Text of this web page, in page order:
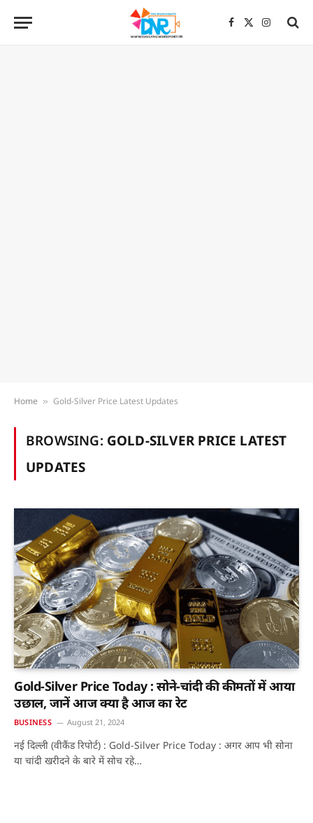
Facebook
X
Home » Gold-Silver Price Latest Updates
BROWSING: GOLD-SILVER PRICE LATEST
UPDATES
Gold-Silver Price Today : सोने-चांदी की कीमतों में आया
उछाल, जानें आज क्या है आज का रेट
BUSINESS August 21, 2024
नई दिल्ली (वीकैंड रिपोर्ट) : Gold-Silver Price Today : अगर आप भी सोना
या चांदी खरीदने के बारे में सोच रहे…